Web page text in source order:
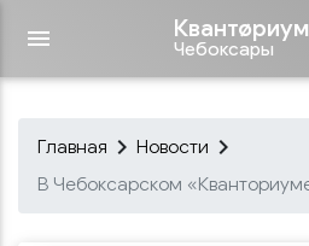
menu Квантøриум
Чебоксары
Главная keyboard_arrow_right Новости keyboard_arrow_right